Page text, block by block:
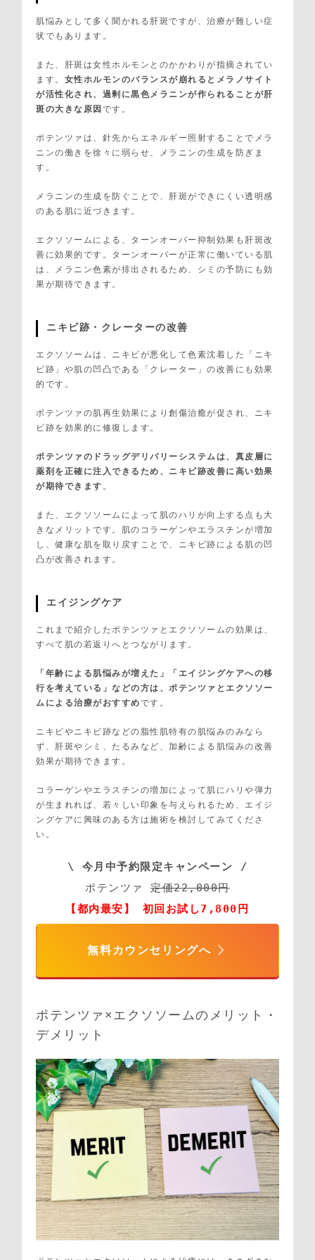
肌悩みとして多く聞かれる肝斑ですが、治療が難しい症
状でもあります。
また、肝斑は女性ホルモンとのかかわりが指摘されてい
ます。 女性ホルモンのバランスが崩れるとメラノサイト
が活性化され、過剰に黒色メラニンが作られることが肝
斑の大きな原因 です。
ポテンツァは、針先からエネルギー照射することでメラ
ニンの働きを徐々に弱らせ、メラニンの生成を防ぎま
す。
メラニンの生成を防ぐことで、肝斑ができにくい透明感
のある肌に近づきます。
エクソソームによる、ターンオーバー抑制効果も肝斑改
善に効果的です。ターンオーバーが正常に働いている肌
は、メラニン色素が排出されるため、シミの予防にも効
果が期待できます。
ニキビ跡・クレーターの改善
エクソソームは、ニキビが悪化して色素沈着した「ニキ
ビ跡」や肌の凹凸である「クレーター」の改善にも効果
的です。
ポテンツァの肌再生効果により創傷治癒が促され、ニキ
ビ跡を効果的に修復します。
ポテンツァのドラッグデリバリーシステムは、真皮層に
薬剤を正確に注入できるため、ニキビ跡改善に高い効果
が期待できます 。
また、エクソソームによって肌のハリが向上する点も大
きなメリットです。肌のコラーゲンやエラスチンが増加
し、健康な肌を取り戻すことで、ニキビ跡による肌の凹
凸が改善されます。
エイジングケア
これまで紹介したポテンツァとエクソソームの効果は、
すべて肌の若返りへとつながります。
「年齢による肌悩みが増えた」「エイジングケアへの移
行を考えている」などの方は、ポテンツァとエクソソー
ムによる治療がおすすめです。
ニキビやニキビ跡などの脂性肌特有の肌悩みのみなら
ず、肝斑やシミ、たるみなど、加齢による肌悩みの改善
効果が期待できます。
コラーゲンやエラスチンの増加によって肌にハリや弾力
が生まれれば、若々しい印象を与えられるため、エイジ
ングケアに興味のある方は施術を検討してみてくださ
い。
\ 今月中予約限定キャンペーン /
ポテンツァ 定価22,000円
【都内最安】 初回お試し7,800円
無料カウンセリングへ
ポテンツァ×エクソソームのメリット・
デメリット